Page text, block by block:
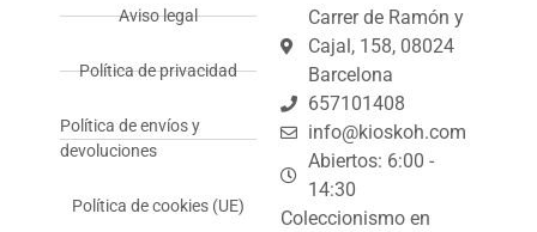
Aviso legal
Política de privacidad
Política de envíos y
devoluciones
Política de cookies (UE)
Carrer de Ramón y
Cajal, 158, 08024
Barcelona
657101408
info@kioskoh.com
Abiertos: 6:00 -
14:30
Coleccionismo en